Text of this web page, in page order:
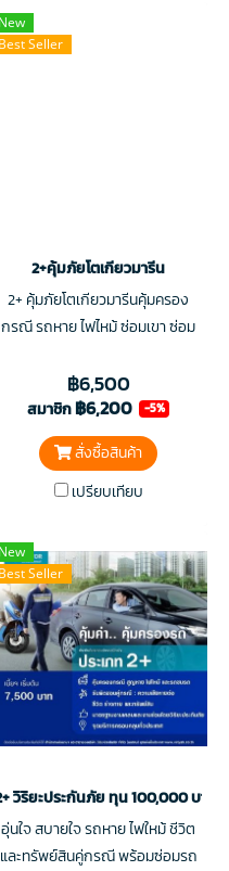
New
Best Seller
2+คุ้มภัยโตเกียวมารีน
2+ คุ้มภัยโตเกียวมารีนคุ้มครอง
กรณี รถหาย ไฟไหม้ ซ่อมเขา ซ่อม
ต้องมีคู่กรณีเป็นรถ คุ้มครองชีวิตผู้
โดยสารและผู้ขับขี
฿6,500
สมาชิก฿6,200 -5%
สั่งซื้อสินค้า
เปรียบเทียบ
New
Best Seller
วิริยะประกันภัย ทุน 100,000 บาท
อุ่นใจ สบายใจ รถหาย ไฟใหม้ ชีวิต
และทรัพย์สินคู่กรณี พร้อมซ่อมรถ